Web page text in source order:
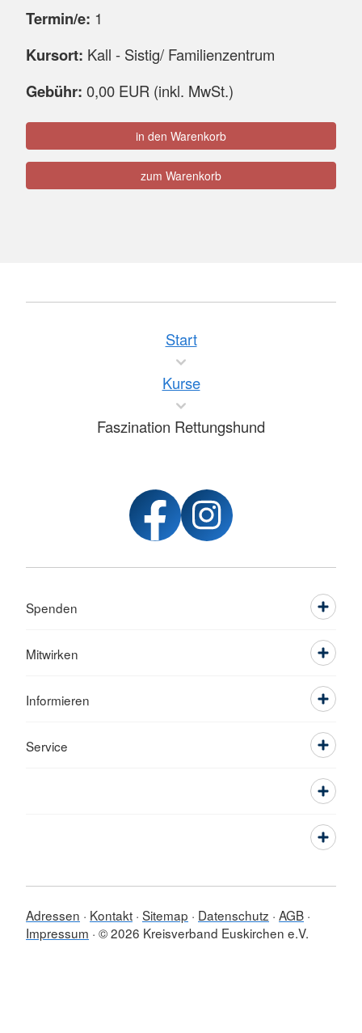
Termin/e: 1
Kursort: Kall - Sistig/ Familienzentrum
Gebühr: 0,00 EUR (inkl. MwSt.)
in den Warenkorb
zum Warenkorb
Start
Kurse
Faszination Rettungshund
Spenden
Mitwirken
Informieren
Service
Adressen Kontakt Sitemap Datenschutz AGB
Impressum © 2026 Kreisverband Euskirchen e.V.